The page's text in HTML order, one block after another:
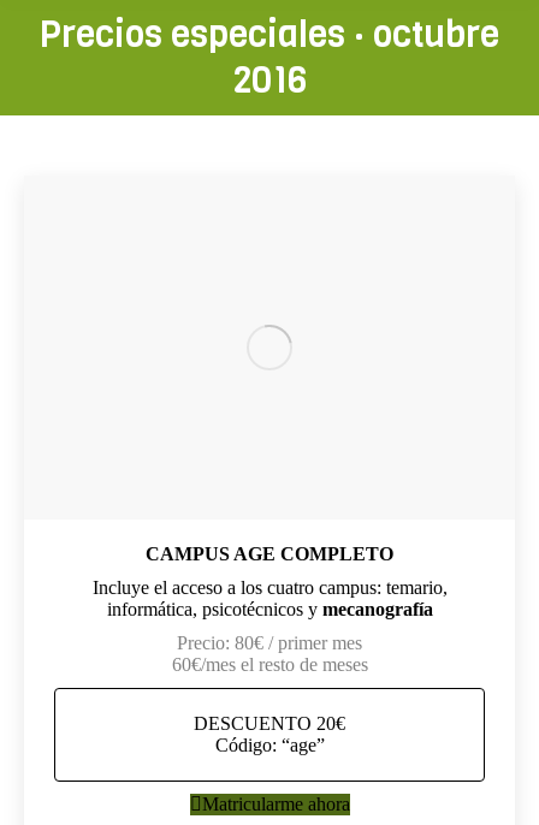
Precios especiales · octubre
2016
CAMPUS AGE COMPLETO
Incluye el acceso a los cuatro campus: temario,
informática, psicotécnicos y mecanografía
Precio: 80€ / primer mes
60€/mes el resto de meses
DESCUENTO 20€
Código: “age”
Matricularme ahora